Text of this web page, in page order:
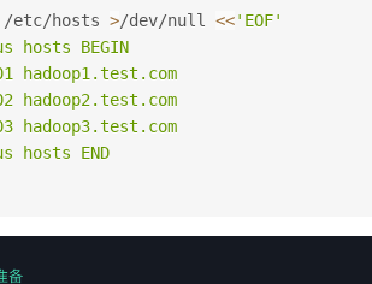
hosts >/dev/null <<'EOF'
hosts BEGIN
hadoop1.test.com
hadoop2.test.com
hadoop3.test.com
hosts END